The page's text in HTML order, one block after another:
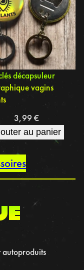
décapsuleur
vagins
3,99€
au panier
autoproduits